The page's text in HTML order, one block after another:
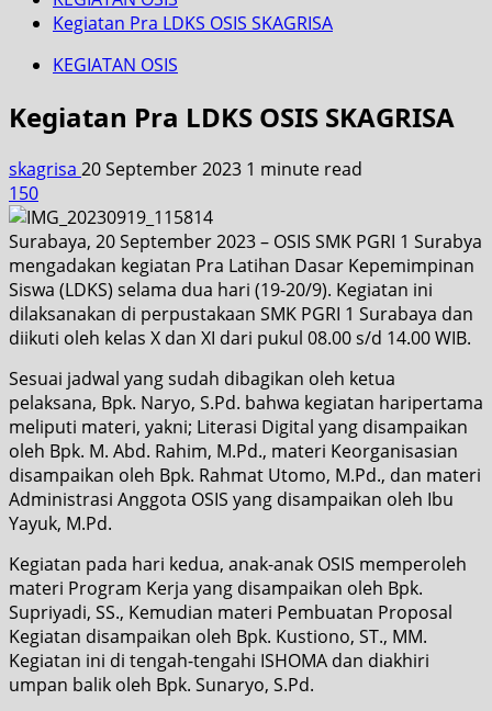
Kegiatan Pra LDKS OSIS SKAGRISA
KEGIATAN OSIS
Kegiatan Pra LDKS OSIS SKAGRISA
skagrisa 20 September 2023 1 minute read
150
Surabaya, 20 September 2023 – OSIS SMK PGRI 1 Surabya
mengadakan kegiatan Pra Latihan Dasar Kepemimpinan
Siswa (LDKS) selama dua hari (19-20/9). Kegiatan ini
dilaksanakan di perpustakaan SMK PGRI 1 Surabaya dan
diikuti oleh kelas X dan XI dari pukul 08.00 s/d 14.00 WIB.
Sesuai jadwal yang sudah dibagikan oleh ketua
pelaksana, Bpk. Naryo, S.Pd. bahwa kegiatan haripertama
meliputi materi, yakni; Literasi Digital yang disampaikan
oleh Bpk. M. Abd. Rahim, M.Pd., materi Keorganisasian
disampaikan oleh Bpk. Rahmat Utomo, M.Pd., dan materi
Administrasi Anggota OSIS yang disampaikan oleh Ibu
Yayuk, M.Pd.
Kegiatan pada hari kedua, anak-anak OSIS memperoleh
materi Program Kerja yang disampaikan oleh Bpk.
Supriyadi, SS., Kemudian materi Pembuatan Proposal
Kegiatan disampaikan oleh Bpk. Kustiono, ST., MM.
Kegiatan ini di tengah-tengahi ISHOMA dan diakhiri
umpan balik oleh Bpk. Sunaryo, S.Pd.